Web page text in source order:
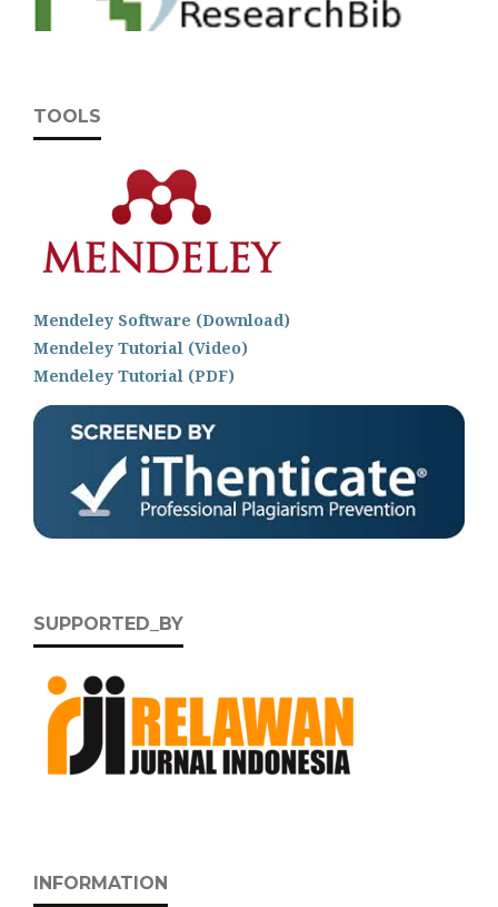
TOOLS
Mendeley Software (Download)
Mendeley Tutorial (Video)
Mendeley Tutorial (PDF)
SUPPORTED_BY
INFORMATION